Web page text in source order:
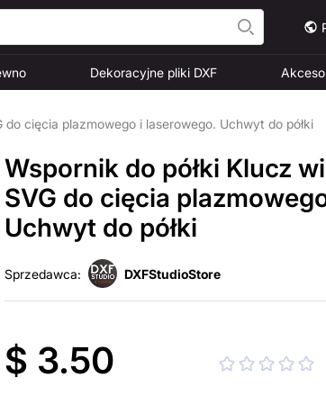
Dekoracyjne pliki DXF
do cięcia plazmowego i laserowego. Uchwyt do półki
Wspornik do półki Klucz
SVG do cięcia
Uchwyt do półki
Sprzedawca: DXFStudioStore
$ 3.50